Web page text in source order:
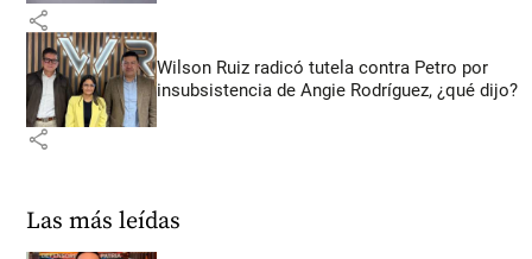
share
Wilson Ruiz radicó tutela contra Petro por
insubsistencia de Angie Rodríguez, ¿qué dijo?
share
Las más leídas